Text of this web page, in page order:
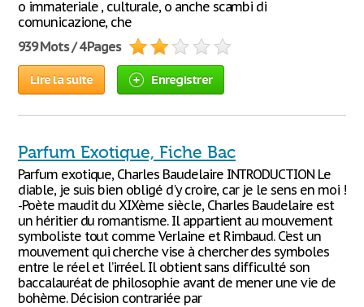
o immateriale , culturale, o anche scambi di
comunicazione, che
939 Mots / 4 Pages
Lire la suite Enregistrer
Parfum Exotique, Fiche Bac
Parfum exotique, Charles Baudelaire INTRODUCTION Le
diable, je suis bien obligé d'y croire, car je le sens en moi !
-Poète maudit du XIXème siècle, Charles Baudelaire est
un héritier du romantisme. Il appartient au mouvement
symboliste tout comme Verlaine et Rimbaud. C’est un
mouvement qui cherche vise à chercher des symboles
entre le réel et l’irréel. Il obtient sans difficulté son
baccalauréat de philosophie avant de mener une vie de
bohème. Décision contrariée par